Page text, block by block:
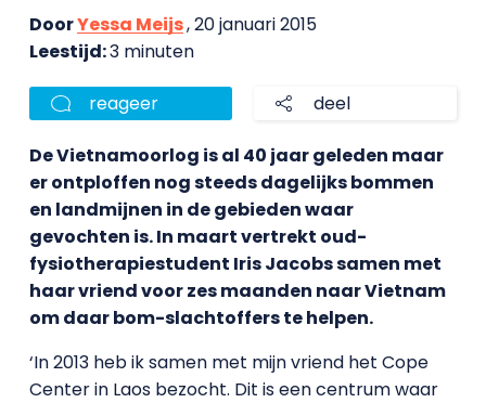
DoorYessa Meijs, 20 januari 2015
Leestijd:3 minuten
reageer deel
De Vietnamoorlog is al 40 jaar geleden maar
er ontploffen nog steeds dagelijks bommen
en landmijnen in de gebieden waar
gevochten is. In maart vertrekt oud-
fysiotherapiestudent Iris Jacobs samen met
haar vriend voor zes maanden naar Vietnam
om daar bom-slachtoffers te helpen.
‘In 2013 heb ik samen met mijn vriend het Cope
Center in Laos bezocht. Dit is een centrum waar